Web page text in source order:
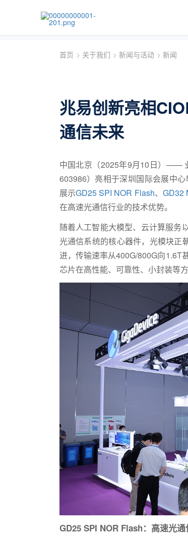
首页 > 关于我们 > 新闻与活动 > 新闻
兆易创新亮相
通信未来
中国北京（2025年9月10日）——
603986）亮相于深圳国际会展中
展示GD25 SPI NOR Flash、GD32
在高速光通信行业的技术优势。
随着人工智能大模型、云计算服务
光通信系统的核心器件，光模块正
进，传输速率从400G/800G向1.6T
芯片在高性能、可靠性、小封装等
GD25 SPI NOR Flash：高速光